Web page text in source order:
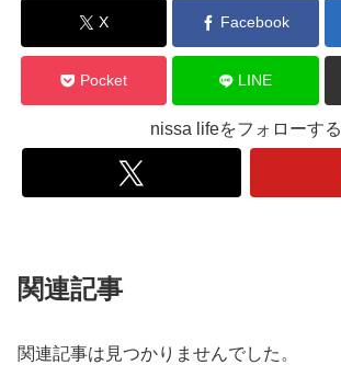
X Facebook
Pocket LINE
nissa lifeをフォローする
関連記事
関連記事は見つかりませんでした。